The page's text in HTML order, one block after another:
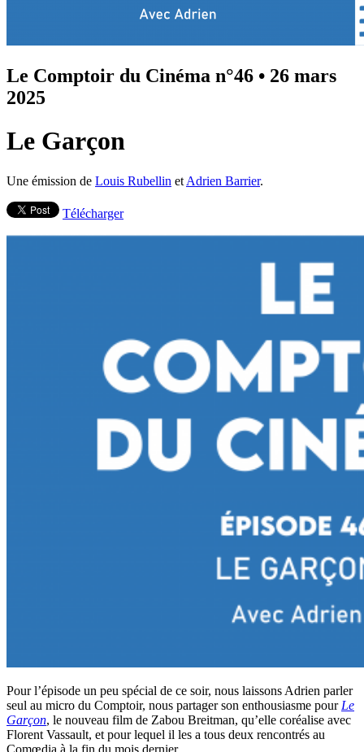
Le Comptoir du Cinéma n°46 • 26 mars
2025
Le Garçon
Une émission de Louis Rubellin et Adrien Barrier.
Télécharger
Pour l’épisode un peu spécial de ce soir, nous laissons Adrien parler
seul au micro du Comptoir, nous partager son enthousiasme pour Le
Garçon, le nouveau film de Zabou Breitman, qu’elle coréalise avec
Florent Vassault, et pour lequel il les a tous deux rencontrés au
Comœdia à la fin du mois dernier.